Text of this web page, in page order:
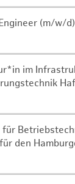
(m/w/d)
im
den